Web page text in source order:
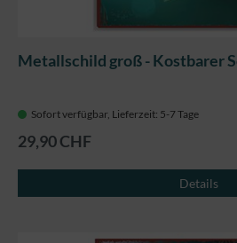
Metallschild groß - Kostbarer
Sofort verfügbar, Lieferzeit: 5-7 Tage
29,90 CHF
Details